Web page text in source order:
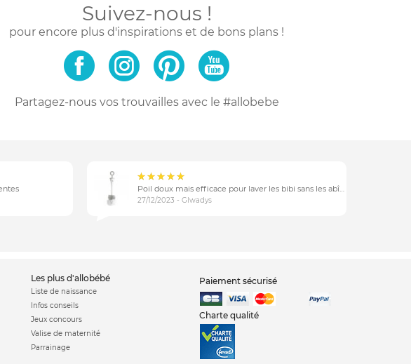
Suivez-nous !
pour encore plus d'inspirations et de bons plans !
Partagez-nous vos trouvaillesavec le #allobebe
27/12/2023 - Glwadys
les plus d'allobébé
Liste de naissance
Infos conseils
Jeux concours
Valise de maternité
Parrainage
Paiement sécurisé
Charte qualité